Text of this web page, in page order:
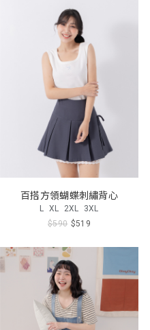
百搭方領蝴蝶刺繡背心
L XL 2XL 3XL
$590 $519